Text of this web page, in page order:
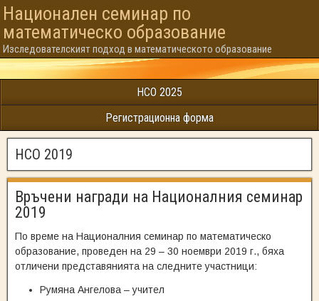
Национален семинар по
математическо образованиe
Изследователският подход в математическото образование
НСО 2025
Регистрационна форма
НСО 2019
Връчени награди на Националния семинар
2019
По време на Националния семинар по математическо
образование, проведен на 29 – 30 ноември 2019 г., бяха
отличени представянията на следните участници:
Румяна Ангелова – учител